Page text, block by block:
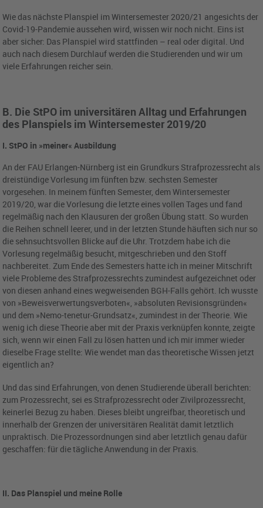
Wie das nächste Planspiel im Wintersemester 2020/21 angesichts der
Covid-19-Pandemie aussehen wird, wissen wir noch nicht. Eins ist
aber sicher: Das Planspiel wird stattfinden – real oder digital. Und
auch nach diesem Durchlauf werden die Studierenden und wir um
viele Erfahrungen reicher sein.
B. Die StPO im universitären Alltag und Erfahrungen
des Planspiels im Wintersemester 2019/20
I. StPO in »meiner« Ausbildung
An der FAU Erlangen-Nürnberg ist ein Grundkurs Strafprozessrecht als
dreistündige Vorlesung im fünften bzw. sechsten Semester
vorgesehen. In meinem fünften Semester, dem Wintersemester
2019/20, war die Vorlesung die letzte eines vollen Tages und fand
regelmäßig nach den Klausuren der großen Übung statt. So wurden
die Reihen schnell leerer, und in der letzten Stunde häuften sich nur so
die sehnsuchtsvollen Blicke auf die Uhr. Trotzdem habe ich die
Vorlesung regelmäßig besucht, mitgeschrieben und den Stoff
nachbereitet. Zum Ende des Semesters hatte ich in meiner Mitschrift
viele Probleme des Strafprozessrechts zumindest aufgezeichnet oder
von diesen anhand eines wegweisenden BGH-Falls gehört. Ich wusste
von »Beweisverwertungsverboten«, »absoluten Revisionsgründen«
und dem »Nemo-tenetur-Grundsatz«, zumindest in der Theorie. Wie
wenig ich diese Theorie aber mit der Praxis verknüpfen konnte, zeigte
sich, wenn wir einen Fall zu lösen hatten und ich mir immer wieder
dieselbe Frage stellte: Wie wendet man das theoretische Wissen jetzt
eigentlich an?
Und das sind Erfahrungen, von denen Studierende überall berichten:
zum Prozessrecht, sei es Strafprozessrecht oder Zivilprozessrecht,
keinerlei Bezug zu haben. Dieses bleibt ungreifbar, theoretisch und
innerhalb der Grenzen der universitären Realität damit letztlich
unpraktisch. Die Prozessordnungen sind aber letztlich genau dafür
geschaffen: für die tägliche Anwendung in der Praxis.
II. Das Planspiel und meine Rolle